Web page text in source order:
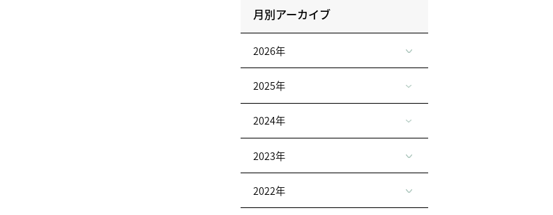
月別アーカイブ
2026年
2025年
2024年
2023年
2022年